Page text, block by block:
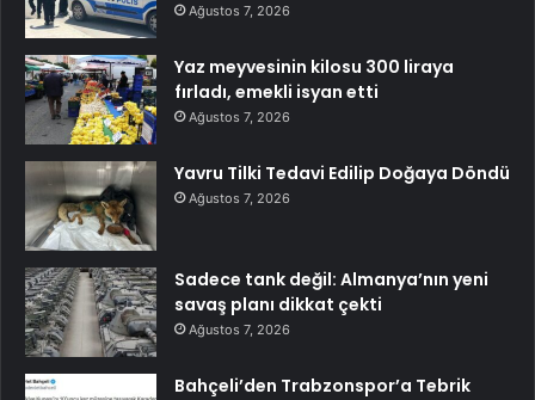
Ağustos 7, 2026
Yaz meyvesinin kilosu 300 liraya
fırladı, emekli isyan etti
Ağustos 7, 2026
Yavru Tilki Tedavi Edilip Doğaya Döndü
Ağustos 7, 2026
Sadece tank değil: Almanya’nın yeni
savaş planı dikkat çekti
Ağustos 7, 2026
Bahçeli’den Trabzonspor’a Tebrik